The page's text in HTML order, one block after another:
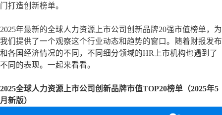
门打造创新榜单。
2025年最新的全球人力资源上市公司创新品牌20强市值榜单，为
我们提供了一个观察这个行业动态和趋势的窗口。随着财报发布
和各国经济情况的不同，不同细分领域的HR上市机构也遇到了
不同的表现。一起来看看。
2025全球人力资源上市公司创新品牌市值TOP20榜单 （2025年5
月新版）